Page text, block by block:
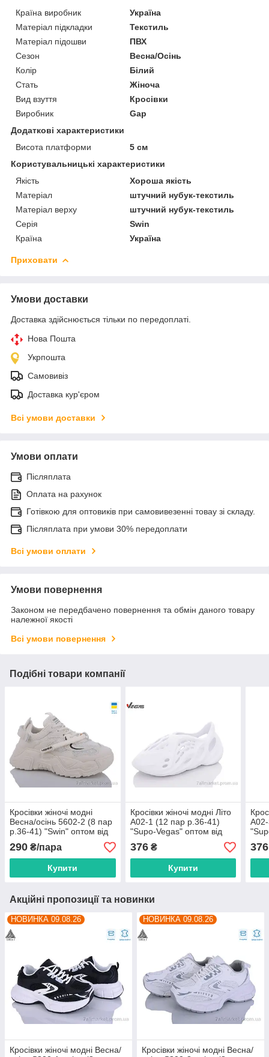
Країна виробник
Україна
Матеріал підкладки
Текстиль
Матеріал підошви
ПВХ
Сезон
Весна/Осінь
Колір
Білий
Стать
Жіноча
Вид взуття
Кросівки
Виробник
Gap
Додаткові характеристики
Висота платформи
5 см
Користувальницькі характеристики
Якість
Хороша якість
Матеріал
штучний нубук-текстиль
Матеріал верху
штучний нубук-текстиль
Серія
Swin
Країна
Україна
Приховати
Умови доставки
Доставка здійснюється тільки по передоплаті.
Нова Пошта
Укрпошта
Самовивіз
Доставка кур'єром
Всі умови доставки
Умови оплати
Післяплата
Оплата на рахунок
Готівкою для оптовиків при самовивезенні товау зі складу.
Післяплата при умови 30% передоплати
Всі умови оплати
Умови повернення
Законом не передбачено повернення та обмін даного товару
належної якості
Всі умови повернення
Подібні товари компанії
Кросівки жіночі модні
Весна/осінь 5602-2 (8 пар
р.36-41) "Swin" оптом від
прямого постачальника
290 ₴/пара
Купити
Кросівки жіночі модні Літо
A02-1 (12 пар р.36-41)
"Supo-Vegas" оптом від
прямого постачальника
376₴
Купити
376
Акційні пропозиції та новинки
НОВИНКА 09.08.26
Кросівки жіночі модні Весна/
НОВИНКА 09.08.26
Кросівки жіночі модні Весна/